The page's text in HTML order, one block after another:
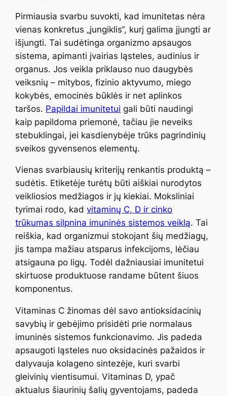
Pirmiausia svarbu suvokti, kad imunitetas nėra
vienas konkretus „jungiklis“, kurį galima įjungti ar
išjungti. Tai sudėtinga organizmo apsaugos
sistema, apimanti įvairias ląsteles, audinius ir
organus. Jos veikla priklauso nuo daugybės
veiksnių – mitybos, fizinio aktyvumo, miego
kokybės, emocinės būklės ir net aplinkos
taršos. Papildai imunitetui gali būti naudingi
kaip papildoma priemonė, tačiau jie neveiks
stebuklingai, jei kasdienybėje trūks pagrindinių
sveikos gyvensenos elementų.
Vienas svarbiausių kriterijų renkantis produktą –
sudėtis. Etiketėje turėtų būti aiškiai nurodytos
veikliosios medžiagos ir jų kiekiai. Moksliniai
tyrimai rodo, kadvitaminų C, D ir cinko
trūkumas silpnina imuninės sistemos veiklą. Tai
reiškia, kad organizmui stokojant šių medžiagų,
jis tampa mažiau atsparus infekcijoms, lėčiau
atsigauna po ligų. Todėl dažniausiai imunitetui
skirtuose produktuose randame būtent šiuos
komponentus.
Vitaminas C žinomas dėl savo antioksidacinių
savybių ir gebėjimo prisidėti prie normalaus
imuninės sistemos funkcionavimo. Jis padeda
apsaugoti ląsteles nuo oksidacinės pažaidos ir
dalyvauja kolageno sintezėje, kuri svarbi
gleivinių vientisumui. Vitaminas D, ypač
aktualus šiaurinių šalių gyventojams, padeda